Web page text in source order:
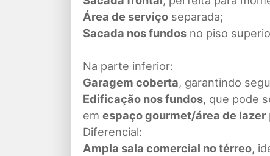
Área de serviço separada;
Sacada nos fundos no piso
Na parte inferior:
Garagem coberta, garantindo
Edificação nos fundos, que pode
em espaço gourmet/área de lazer
Diferencial:
Ampla sala comercial no térreo,